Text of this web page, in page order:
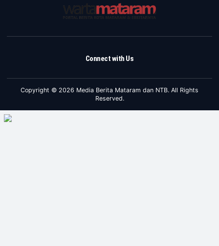
Connect with Us
Copyright © 2026 Media Berita Mataram dan NTB. All Rights
Reserved.